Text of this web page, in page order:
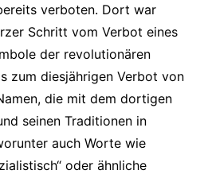
verboten. Dort war
Schritt vom Verbot eines
der revolutionären
zum diesjährigen Verbot von
die mit dem dortigen
seinen Traditionen in
auch Worte wie
oder ähnliche